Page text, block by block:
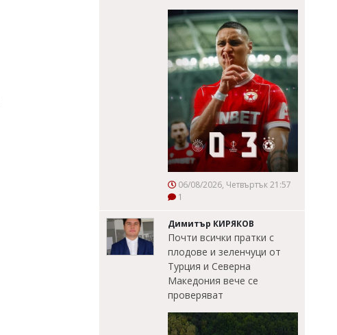
06/08/2026, Четвъртък 21:57
1
Димитър КИРЯКОВ
Почти всички пратки с
плодове и зеленчуци от
Турция и Северна
Македония вече се
проверяват